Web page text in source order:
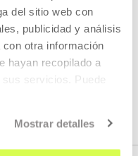
del sitio web con
publicidad y análisis
otra información
hayan recopilado a
servicios. Puede
Mostrar detalles